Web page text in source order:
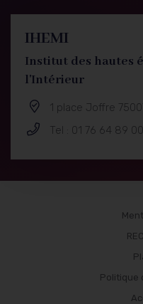
IHEMI
Institut des hautes
l'Intérieur
1 place Joffre
Tel : 01 76 64 89 00
Politique